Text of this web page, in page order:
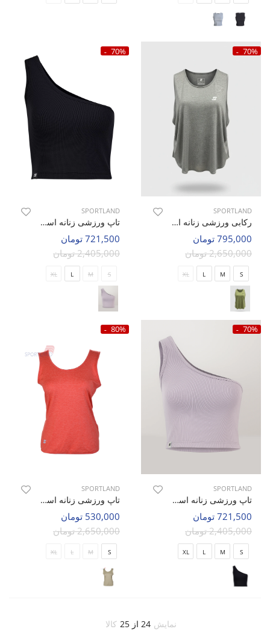
70%
SPORTLAND
رکابی ورزشی زنانه اسپورتلند Rolf W
795,000 تومان
2,650,000 تومان
S
M
L
XL
70%
SPORTLAND
تاپ ورزشی زنانه اسپورتلند Peak Top W
721,500 تومان
2,405,000 تومان
S
M
L
XL
70%
SPORTLAND
تاپ ورزشی زنانه اسپورتلند Peak Top W
721,500 تومان
2,405,000 تومان
S
M
L
XL
80%
SPORTLAND
تاپ ورزشی زنانه اسپورتلند Howell w
530,000 تومان
2,650,000 تومان
S
M
L
XL
نمایش 24 از 25 کالا